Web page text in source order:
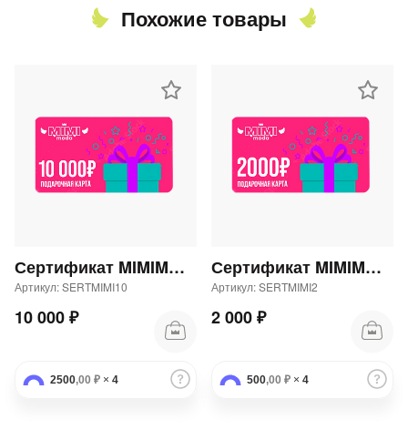
Похожие товары
Сертификат MIMIMODA 10000 р.
Артикул: SERTMIMI10
10 000 ₽
2500,00 ₽ × 4
Сертификат MIMIMODA 2000 р.
Артикул: SERTMIMI2
2 000 ₽
500,00 ₽ × 4